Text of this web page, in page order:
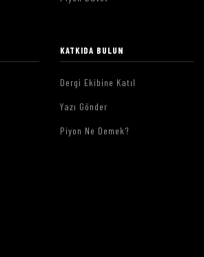
KATKIDA BULUN
Dergi Ekibine Katıl
Yazı Gönder
Piyon Ne Demek?